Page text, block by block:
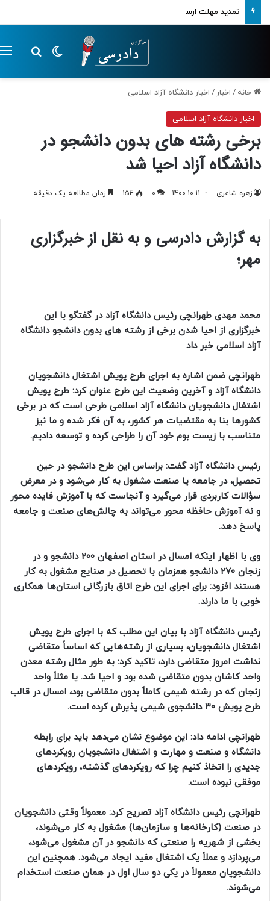
تمدید مهلت ارسال اظهارنامه‌های مالیاتی تا پایان تابستان 1405
تغییر پوسته
خانه / اخبار / اخبار دانشگاه آزاد اسلامی
اخبار دانشگاه آزاد اسلامی
برخی رشته های بدون دانشجو در
دانشگاه آزاد احیا شد
زهره شاعری 1400-10-11
0
154 زمان مطالعه یک دقیقه
به گزارش دادرسی و به نقل از خبرگزاری
مهر؛
محمد مهدی طهرانچی رئیس دانشگاه آزاد در گفتگو با این
خبرگزاری از احیا شدن برخی از رشته های بدون دانشجو دانشگاه
آزاد اسلامی خبر داد
طهرانچی ضمن اشاره به اجرای طرح پویش اشتغال دانشجویان
دانشگاه آزاد و آخرین وضعیت این طرح عنوان کرد: طرح پویش
اشتغال دانشجویان دانشگاه آزاد اسلامی طرحی است که در برخی
کشورها بنا به مقتضیات هر کشور، به آن فکر شده و ما نیز
متناسب با زیست بوم خود آن را طراحی کرده و توسعه دادیم.
رئیس دانشگاه آزاد گفت: براساس این طرح دانشجو در حین
تحصیل، در جامعه یا صنعت مشغول به کار می‌شود و در معرض
سؤالات کاربردی قرار می‌گیرد و آنجاست که با آموزش فایده محور
و نه آموزش حافظه محور می‌تواند به چالش‌های صنعت و جامعه
پاسخ دهد.
وی با اظهار اینکه امسال در استان اصفهان ۲۰۰ دانشجو و در
زنجان ۲۷۰ دانشجو همزمان با تحصیل در صنایع مشغول به کار
هستند افزود: برای اجرای این طرح اتاق بازرگانی استان‌ها همکاری
خوبی با ما دارند.
رئیس دانشگاه آزاد با بیان این مطلب که با اجرای طرح پویش
اشتغال دانشجویان، بسیاری از رشته‌هایی که اساساً متقاضی
نداشت امروز متقاضی دارد، تاکید کرد: به طور مثال رشته معدن
واحد کاشان بدون متقاضی شده بود و احیا شد. یا مثلاً واحد
زنجان که در رشته شیمی کاملاً بدون متقاضی بود، امسال در قالب
طرح پویش ۳۰ دانشجوی شیمی پذیرش کرده است.
طهرانچی ادامه داد: این موضوع نشان می‌دهد باید برای رابطه
دانشگاه و صنعت و مهارت و اشتغال دانشجویان رویکردهای
جدیدی را اتخاذ کنیم چرا که رویکردهای گذشته، رویکردهای
موفقی نبوده است.
طهرانچی رئیس دانشگاه آزاد تصریح کرد: معمولاً وقتی دانشجویان
در صنعت (کارخانه‌ها و سازمان‌ها) مشغول به کار می‌شوند،
بخشی از شهریه را صنعتی که دانشجو در آن مشغول می‌شود،
می‌پردازد و عملاً یک اشتغال مفید ایجاد می‌شود. همچنین این
دانشجویان معمولاً در یکی دو سال اول در همان صنعت استخدام
می‌شوند.